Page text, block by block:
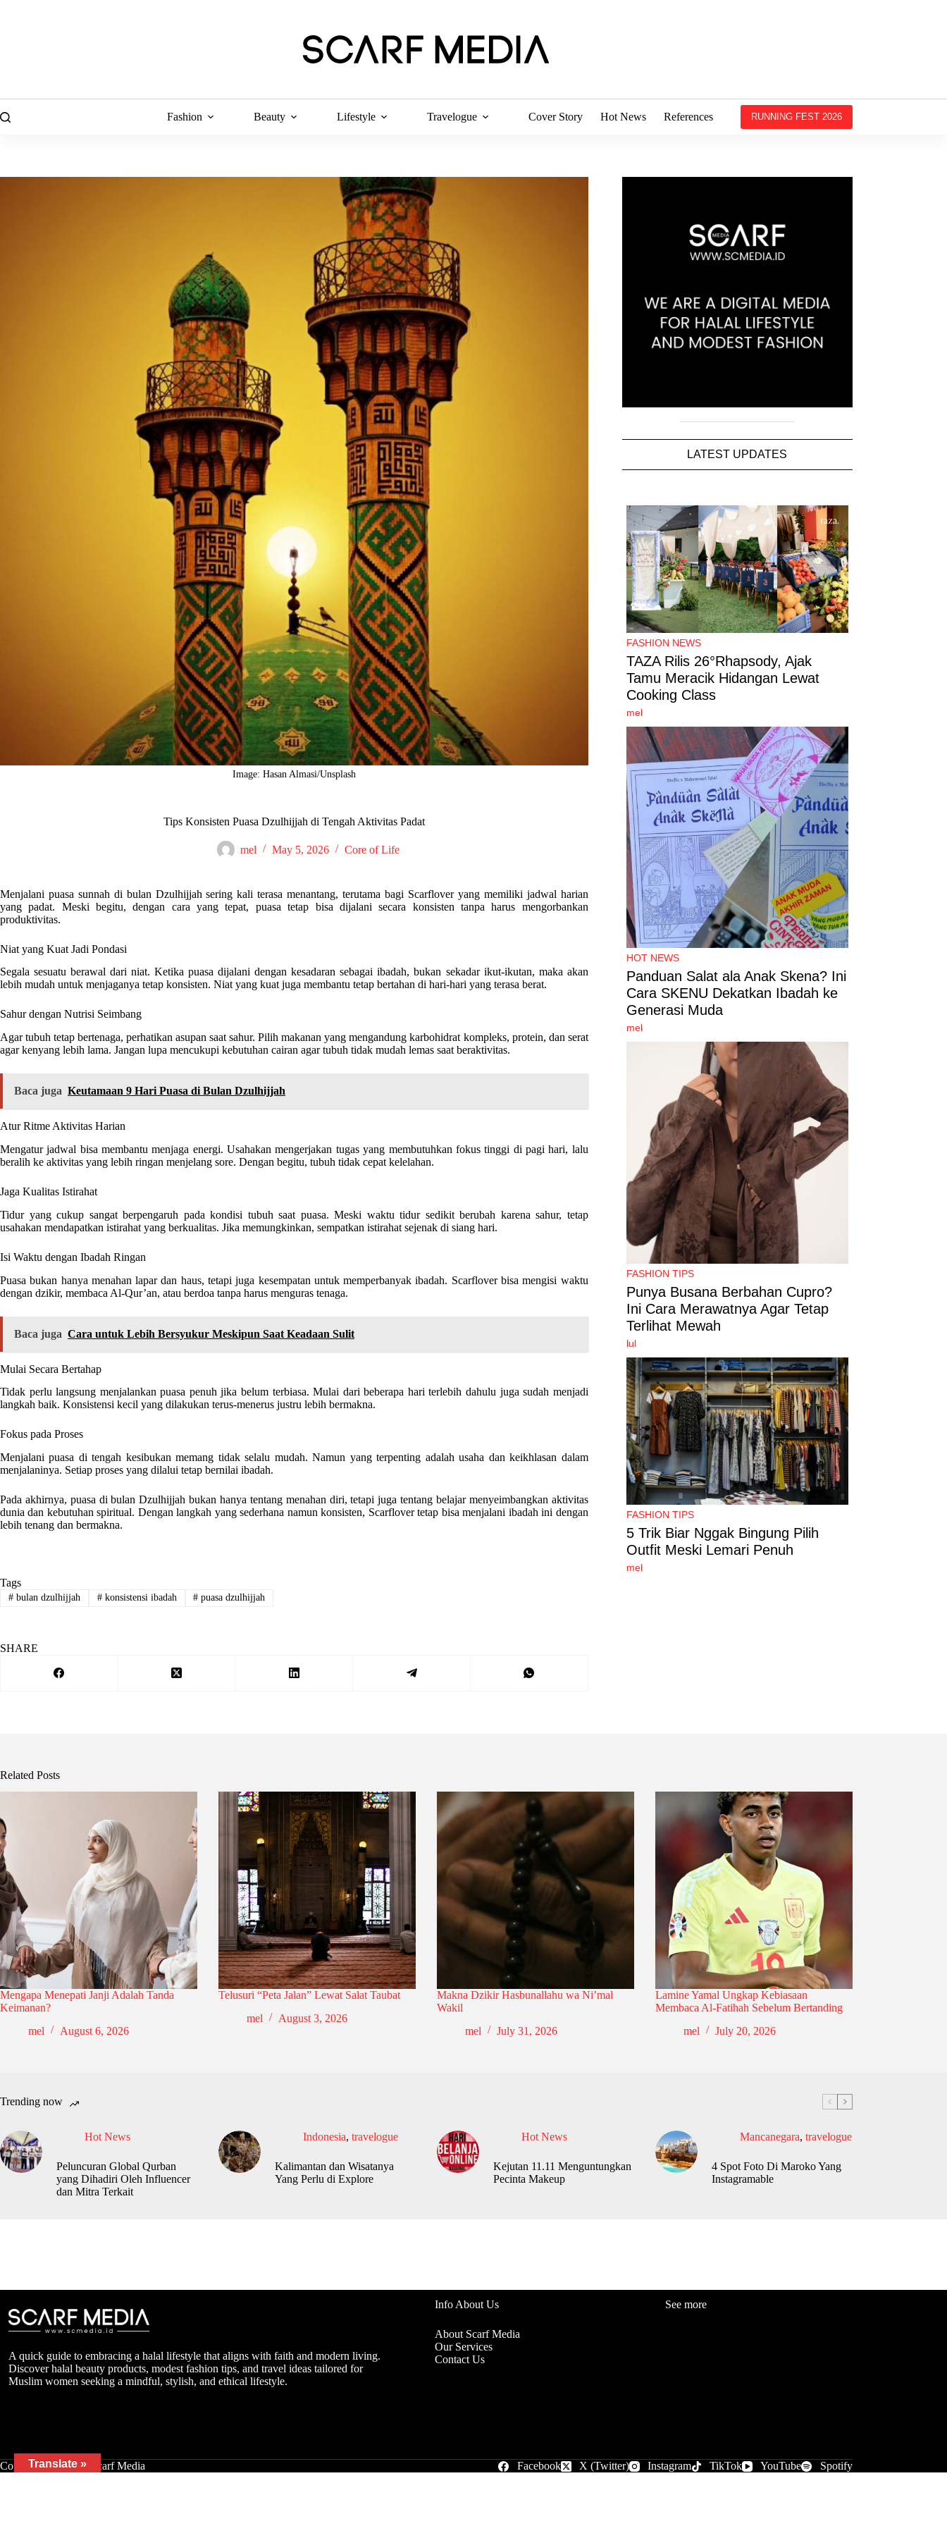
Fashion Beauty Lifestyle Travelogue Cover Story Hot News References RUNNING FEST 2026
Image: Hasan Almasi/Unsplash
Tips Konsisten Puasa Dzulhijjah di Tengah Aktivitas Padat
mel May 5, 2026 Core of Life
Menjalani puasa sunnah di bulan Dzulhijjah sering kali terasa menantang, terutama bagi Scarflover yang memiliki jadwal harian
yang padat. Meski begitu, dengan cara yang tepat, puasa tetap bisa dijalani secara konsisten tanpa harus mengorbankan
produktivitas.
Niat yang Kuat Jadi Pondasi
Segala sesuatu berawal dari niat. Ketika puasa dijalani dengan kesadaran sebagai ibadah, bukan sekadar ikut-ikutan, maka akan
lebih mudah untuk menjaganya tetap konsisten. Niat yang kuat juga membantu tetap bertahan di hari-hari yang terasa berat.
Sahur dengan Nutrisi Seimbang
Agar tubuh tetap bertenaga, perhatikan asupan saat sahur. Pilih makanan yang mengandung karbohidrat kompleks, protein, dan serat
agar kenyang lebih lama. Jangan lupa mencukupi kebutuhan cairan agar tubuh tidak mudah lemas saat beraktivitas.
Baca juga Keutamaan 9 Hari Puasa di Bulan Dzulhijjah
Atur Ritme Aktivitas Harian
Mengatur jadwal bisa membantu menjaga energi. Usahakan mengerjakan tugas yang membutuhkan fokus tinggi di pagi hari, lalu
beralih ke aktivitas yang lebih ringan menjelang sore. Dengan begitu, tubuh tidak cepat kelelahan.
Jaga Kualitas Istirahat
Tidur yang cukup sangat berpengaruh pada kondisi tubuh saat puasa. Meski waktu tidur sedikit berubah karena sahur, tetap
usahakan mendapatkan istirahat yang berkualitas. Jika memungkinkan, sempatkan istirahat sejenak di siang hari.
Isi Waktu dengan Ibadah Ringan
Puasa bukan hanya menahan lapar dan haus, tetapi juga kesempatan untuk memperbanyak ibadah. Scarflover bisa mengisi waktu
dengan dzikir, membaca Al-Qur’an, atau berdoa tanpa harus menguras tenaga.
Baca juga Cara untuk Lebih Bersyukur Meskipun Saat Keadaan Sulit
Mulai Secara Bertahap
Tidak perlu langsung menjalankan puasa penuh jika belum terbiasa. Mulai dari beberapa hari terlebih dahulu juga sudah menjadi
langkah baik. Konsistensi kecil yang dilakukan terus-menerus justru lebih bermakna.
Fokus pada Proses
Menjalani puasa di tengah kesibukan memang tidak selalu mudah. Namun yang terpenting adalah usaha dan keikhlasan dalam
menjalaninya. Setiap proses yang dilalui tetap bernilai ibadah.
Pada akhirnya, puasa di bulan Dzulhijjah bukan hanya tentang menahan diri, tetapi juga tentang belajar menyeimbangkan aktivitas
dunia dan kebutuhan spiritual. Dengan langkah yang sederhana namun konsisten, Scarflover tetap bisa menjalani ibadah ini dengan
lebih tenang dan bermakna.
Tags
#bulan dzulhijjah #konsistensi ibadah # puasa dzulhijjah
SHARE
LATEST UPDATES
FASHION NEWS
TAZA Rilis 26°Rhapsody, Ajak
Tamu Meracik Hidangan Lewat
Cooking Class
mel
HOT NEWS
Panduan Salat ala Anak Skena? Ini
Cara SKENU Dekatkan Ibadah ke
Generasi Muda
mel
FASHION TIPS
Punya Busana Berbahan Cupro?
Ini Cara Merawatnya Agar Tetap
Terlihat Mewah
lul
FASHION TIPS
5 Trik Biar Nggak Bingung Pilih
Outfit Meski Lemari Penuh
mel
Related Posts
Mengapa Menepati Janji Adalah Tanda
Keimanan?
mel
August 6, 2026
Telusuri “Peta Jalan” Lewat Salat Taubat
mel
August 3, 2026
Makna Dzikir Hasbunallahu wa Ni’mal
Wakil
mel
July 31, 2026
Lamine Yamal Ungkap Kebiasaan
Membaca Al-Fatihah Sebelum Bertanding
mel
July 20, 2026
Trending now
Hot News
Peluncuran Global Qurban
yang Dihadiri Oleh Influencer
dan Mitra Terkait
Indonesia, travelogue
Kalimantan dan Wisatanya
Yang Perlu di Explore
Hot News
Kejutan 11.11 Menguntungkan
Pecinta Makeup
Mancanegara, travelogue
4 Spot Foto Di Maroko Yang
Instagramable
A quick guide to embracing a halal lifestyle that aligns with faith and modern living.
Discover halal beauty products, modest fashion tips, and travel ideas tailored for
Muslim women seeking a mindful, stylish, and ethical lifestyle.
Info About Us
About Scarf Media
Our Services
Contact Us
See more
Copyright © 2026 - Scarf Media Facebook X (Twitter) Instagram TikTok YouTube Spotify
Translate »